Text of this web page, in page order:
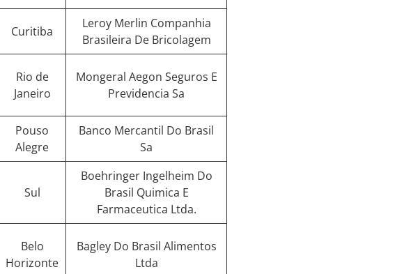
Curitiba
Leroy Merlin Companhia
Brasileira De Bricolagem
Rio de
Janeiro
Mongeral Aegon Seguros E
Previdencia Sa
Pouso
Alegre
Banco Mercantil Do Brasil
Sa
Sul
Boehringer Ingelheim Do
Brasil Quimica E
Farmaceutica Ltda.
Belo
Horizonte
Bagley Do Brasil Alimentos
Ltda